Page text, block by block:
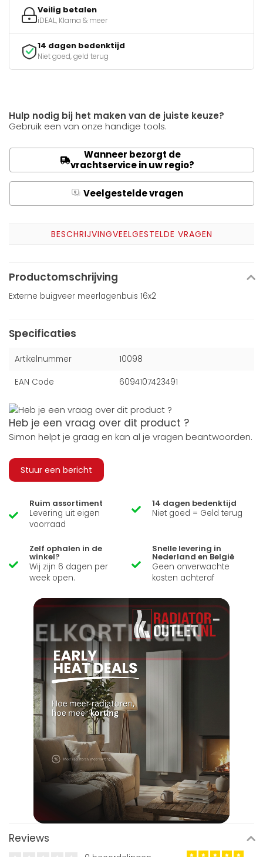
Veilig betalen
iDEAL, Klarna & meer
14 dagen bedenktijd
Niet goed, geld terug
Hulp nodig bij het maken van de juiste keuze?
Gebruik een van onze handige tools.
Wanneer bezorgt de
vrachtservice in uw regio?
Q Veelgestelde vragen
BESCHRIJVINGVEELGESTELDE VRAGEN
Productomschrijving
Externe buigveer meerlagenbuis 16x2
Specificaties
Artikelnummer 10098
EAN Code 6094107423491
Heb je een vraag over dit product ?
Simon helpt je graag en kan al je vragen beantwoorden.
Stuur een bericht
Ruim assortiment
Levering uit eigen
voorraad
14 dagen bedenktijd
Niet goed = Geld terug
Zelf ophalen in de
winkel?
Wij zijn 6 dagen per
week open.
Snelle levering in
Nederland en België
Geen onverwachte
kosten achteraf
Reviews